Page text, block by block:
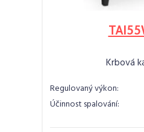
Krbová
Regulovaný výkon:
Účinnost spalování: